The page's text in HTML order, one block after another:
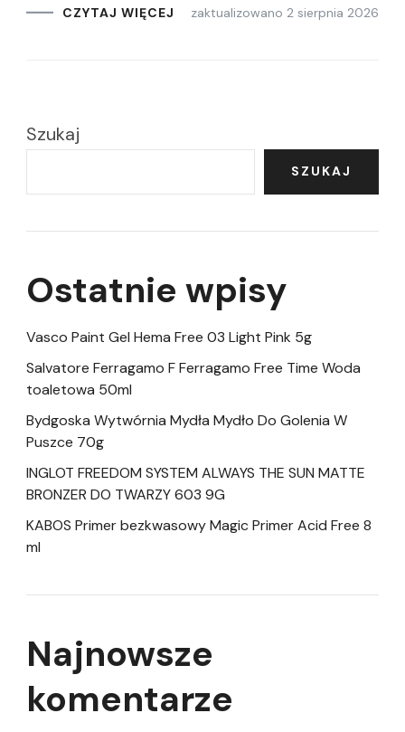
CZYTAJ WIĘCEJ zaktualizowano 2 sierpnia 2026
Szukaj
SZUKAJ
Ostatnie wpisy
Vasco Paint Gel Hema Free 03 Light Pink 5g
Salvatore Ferragamo F Ferragamo Free Time Woda
toaletowa 50ml
Bydgoska Wytwórnia Mydła Mydło Do Golenia W
Puszce 70g
INGLOT FREEDOM SYSTEM ALWAYS THE SUN MATTE
BRONZER DO TWARZY 603 9G
KABOS Primer bezkwasowy Magic Primer Acid Free 8
ml
Najnowsze
komentarze